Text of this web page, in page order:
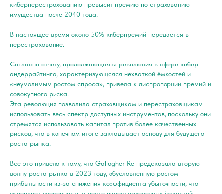
киберперестрахованию превысит премию по страхованию
имущества после 2040 года.
В настоящее время около 50% киберпремий передается в
перестрахование.
Согласно отчету, продолжающаяся революция в сфере кибер-
андеррайтинга, характеризующаяся нехваткой ёмкостей и
«неумолимым ростом спроса», привела к диспропорции премий и
совокупного риска.
Эта революция позволила страховщикам и перестраховщикам
использовать весь спектр доступных инструментов, поскольку они
стремятся использовать капитал против более качественных
рисков, что в конечном итоге закладывает основу для будущего
роста рынка.
Все это привело к тому, что Gallagher Re предсказала вторую
волну роста рынка в 2023 году, обусловленную ростом
прибыльности из-за снижения коэффициента убыточности, что